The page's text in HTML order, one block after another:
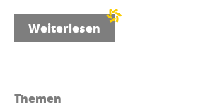
Weiterlesen
Themen